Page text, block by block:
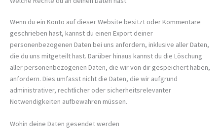
Wenn du ein Konto auf dieser Website besitzt oder Kommentare
geschrieben hast, kannst du einen Export deiner
personenbezogenen Daten bei uns anfordern, inklusive aller Daten,
die du uns mitgeteilt hast. Darüber hinaus kannst du die Löschung
aller personenbezogenen Daten, die wir von dir gespeichert haben,
anfordern. Dies umfasst nicht die Daten, die wir aufgrund
administrativer, rechtlicher oder sicherheitsrelevanter
Notwendigkeiten aufbewahren müssen.
Wohin deine Daten gesendet werden